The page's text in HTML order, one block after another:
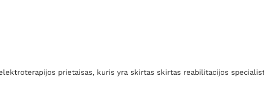
prietaisas, kuris yra skirtas skirtas reabilitacijos